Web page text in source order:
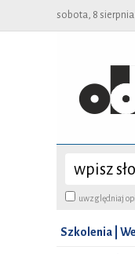
sobota, 8 sierpnia
uwzględniaj
Szkolenia |